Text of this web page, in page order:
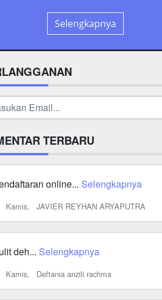
Selengkapnya
TERBARU
online... Selengkapnya
Kamis, JAVIER REYHAN ARYAPUTRA
deh... Selengkapnya
Kamis, Deftania anzili rachma